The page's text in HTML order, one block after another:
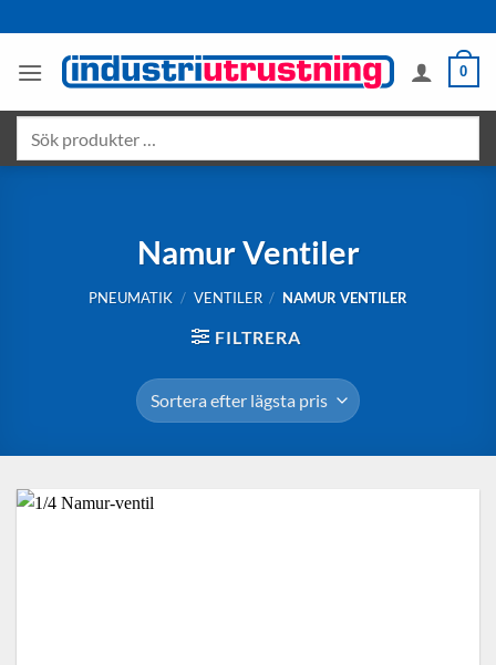
to
content
0
produkter
Namur Ventiler
PNEUMATIK / VENTILER / NAMUR VENTILER
FILTRERA